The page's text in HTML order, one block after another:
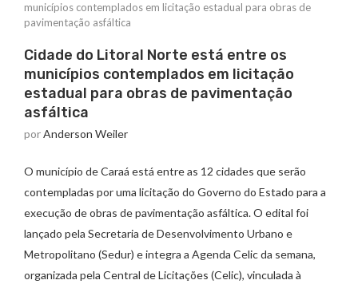
municípios contemplados em licitação estadual para obras de
pavimentação asfáltica
Cidade do Litoral Norte está entre os
municípios contemplados em licitação
estadual para obras de pavimentação
asfáltica
porAnderson Weiler
O município de Caraá está entre as 12 cidades que serão
contempladas por uma licitação do Governo do Estado para a
execução de obras de pavimentação asfáltica. O edital foi
lançado pela Secretaria de Desenvolvimento Urbano e
Metropolitano (Sedur) e integra a Agenda Celic da semana,
organizada pela Central de Licitações (Celic), vinculada à